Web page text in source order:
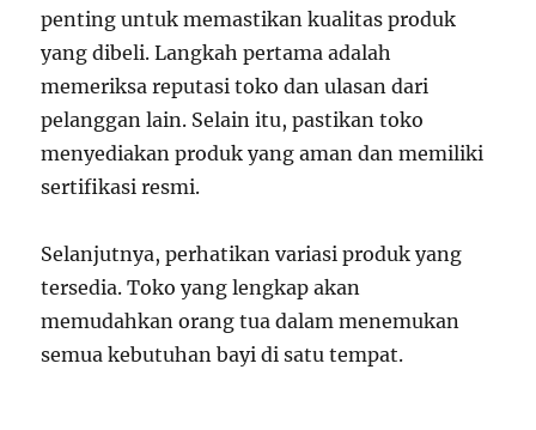
penting untuk memastikan kualitas produk
yang dibeli. Langkah pertama adalah
memeriksa reputasi toko dan ulasan dari
pelanggan lain. Selain itu, pastikan toko
menyediakan produk yang aman dan memiliki
sertifikasi resmi.
Selanjutnya, perhatikan variasi produk yang
tersedia. Toko yang lengkap akan
memudahkan orang tua dalam menemukan
semua kebutuhan bayi di satu tempat.